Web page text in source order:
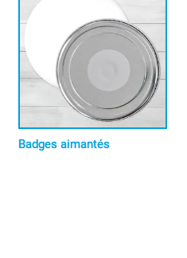
Badges aimantés